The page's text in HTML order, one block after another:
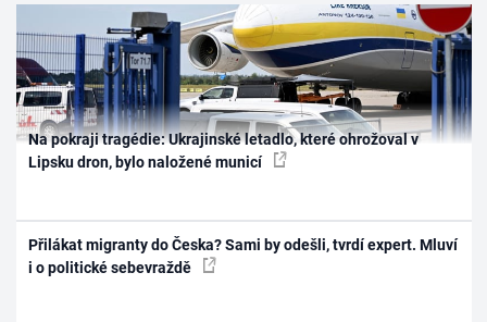
Na pokraji tragédie: Ukrajinské letadlo, které ohrožoval v
Lipsku dron, bylo naložené municí
Přilákat migranty do Česka? Sami by odešli, tvrdí expert. Mluví
i o politické sebevraždě